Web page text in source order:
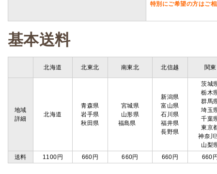
特別にご希望の方はご
基本送料
北海道 北東北 南東北 北信越 関東
地域
詳細
北海道
青森県
岩手県
秋田県
宮城県
山形県
福島県
新潟県
富山県
石川県
福井県
長野県
茨城
栃木
群馬
埼玉
千葉
東京
神奈
山梨
送料
1100円 660円 660円 660円 660